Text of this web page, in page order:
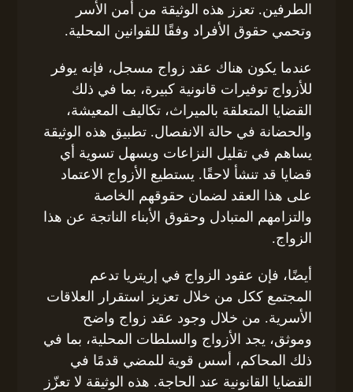
الطرفين. تعزز هذه الوثيقة من أمن الأسر
وتحمي حقوق الأفراد وفقًا للقوانين المحلية.
عندما يكون هناك عقد زواج مسجل، فإنه يوفر
للأزواج توفيرات قانونية كبيرة، بما في ذلك
القضايا المتعلقة بالميراث، تكاليف المعيشة،
والحضانة في حالة الانفصال. تطبيق هذه الوثيقة
يساهم في تقليل النزاعات ويسهل تسوية أي
قضايا قد تنشأ لاحقًا. يستطيع الأزواج الاعتماد
على هذا العقد لضمان حقوقهم الخاصة
والتزامهم المتبادل وحقوق الأبناء الناتجة عن هذا
الزواج.
أيضًا، فإن عقود الزواج في إريتريا تدعم
المجتمع ككل من خلال تعزيز استقرار العلاقات
الأسرية. من خلال وجود عقد زواج واضح
وموثق، يجد الأزواج والسلطات المحلية، بما في
ذلك المحاكم، أسس قوية للمضي قدمًا في
القضايا القانونية عند الحاجة. هذه الوثيقة لا تعزّز